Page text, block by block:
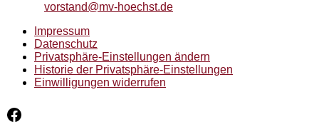
vorstand@mv-hoechst.de
Impressum
Datenschutz
Privatsphäre-Einstellungen ändern
Historie der Privatsphäre-Einstellungen
Einwilligungen widerrufen
Facebook